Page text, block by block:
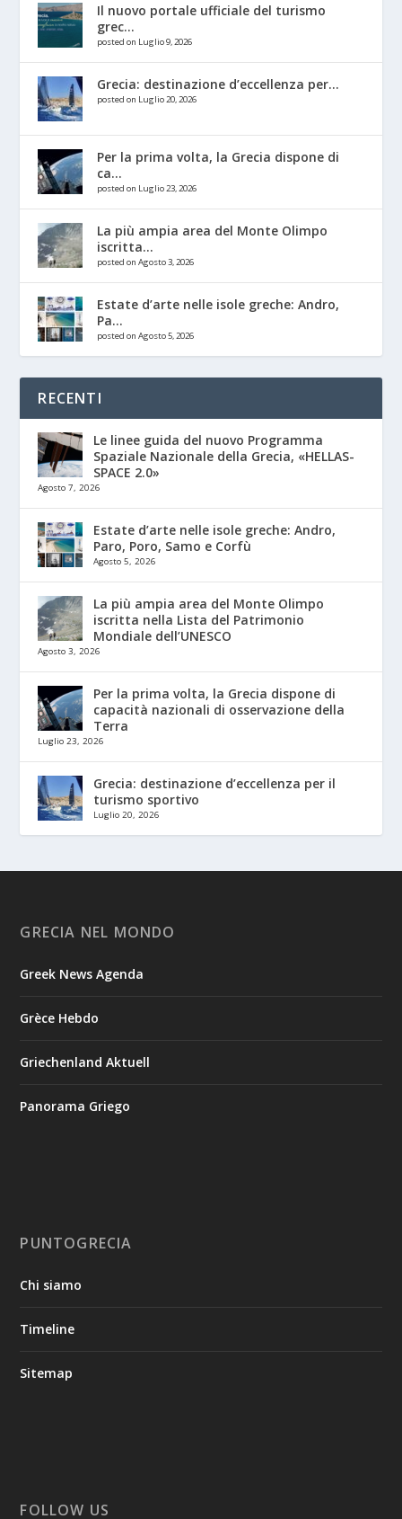
Il nuovo portale ufficiale del turismo
grec...
posted on Luglio 9, 2026
Grecia: destinazione d’eccellenza per...
posted on Luglio 20, 2026
Per la prima volta, la Grecia dispone di
ca...
posted on Luglio 23, 2026
La più ampia area del Monte Olimpo
iscritta...
posted on Agosto 3, 2026
Estate d’arte nelle isole greche: Andro,
Pa...
posted on Agosto 5, 2026
RECENTI
Le linee guida del nuovo Programma
Spaziale Nazionale della Grecia, «HELLAS-
SPACE 2.0»
Agosto 7, 2026
Estate d’arte nelle isole greche: Andro,
Paro, Poro, Samo e Corfù
Agosto 5, 2026
La più ampia area del Monte Olimpo
iscritta nella Lista del Patrimonio
Mondiale dell’UNESCO
Agosto 3, 2026
Per la prima volta, la Grecia dispone di
capacità nazionali di osservazione della
Terra
Luglio 23, 2026
Grecia: destinazione d’eccellenza per il
turismo sportivo
Luglio 20, 2026
GRECIA NEL MONDO
Greek News Agenda
Grèce Hebdo
Griechenland Aktuell
Panorama Griego
PUNTOGRECIA
Chi siamo
Timeline
Sitemap
FOLLOW US